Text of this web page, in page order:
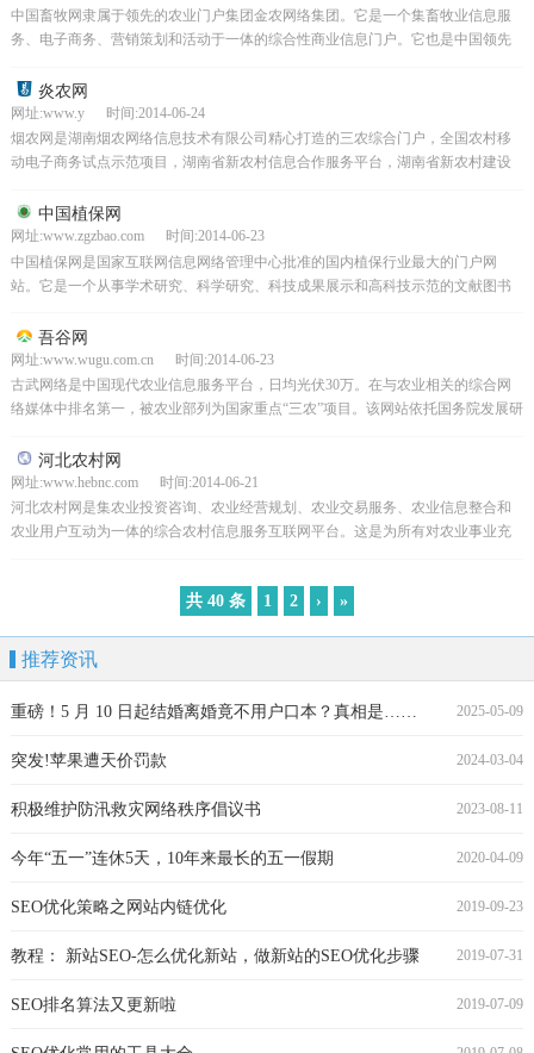
中国畜牧网隶属于领先的农业门户集团金农网络集团。它是一个集畜牧业信息服
务、电子商务、营销策划和活动于一体的综合性商业信息门户。它也是中国领先
炎农网
网址:www.y 时间:2014-06-24
烟农网是湖南烟农网络信息技术有限公司精心打造的三农综合门户，全国农村移
动电子商务试点示范项目，湖南省新农村信息合作服务平台，湖南省新农村建设
中国植保网
网址:www.zgzbao.com 时间:2014-06-23
中国植保网是国家互联网信息网络管理中心批准的国内植保行业最大的门户网
站。它是一个从事学术研究、科学研究、科技成果展示和高科技示范的文献图书
吾谷网
网址:www.wugu.com.cn 时间:2014-06-23
古武网络是中国现代农业信息服务平台，日均光伏30万。在与农业相关的综合网
络媒体中排名第一，被农业部列为国家重点“三农”项目。该网站依托国务院发展研
河北农村网
网址:www.hebnc.com 时间:2014-06-21
河北农村网是集农业投资咨询、农业经营规划、农业交易服务、农业信息整合和
农业用户互动为一体的综合农村信息服务互联网平台。这是为所有对农业事业充
共 40 条 1 2 › »
推荐资讯
2025-05-09
重磅！5 月 10 日起结婚离婚竟不用户口本？真相是……
2024-03-04
突发!苹果遭天价罚款
2023-08-11
积极维护防汛救灾网络秩序倡议书
2020-04-09
今年“五一”连休5天，10年来最长的五一假期
2019-09-23
SEO优化策略之网站内链优化
2019-07-31
教程： 新站SEO-怎么优化新站，做新站的SEO优化步骤
2019-07-09
SEO排名算法又更新啦